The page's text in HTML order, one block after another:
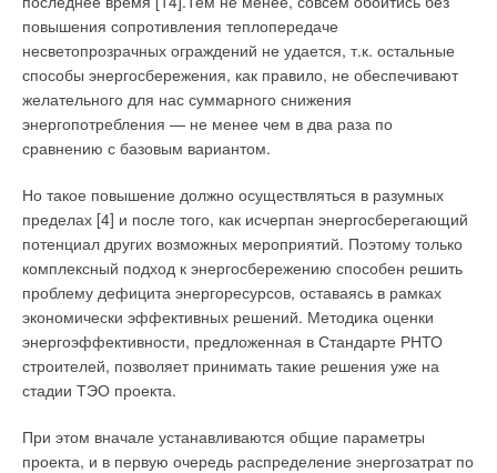
повышения сопротивления теплопередаче
несветопрозрачных ограждений не удается, т.к. остальные
способы энергосбережения, как правило, не обеспечивают
желательного для нас суммарного снижения
энергопотребления — не менее чем в два раза по
сравнению с базовым вариантом.
Но такое повышение должно осуществляться в разумных
пределах [4] и после того, как исчерпан энергосберегающий
потенциал других возможных мероприятий. Поэтому только
комплексный подход к энергосбережению способен решить
проблему дефицита энергоресурсов, оставаясь в рамках
экономически эффективных решений. Методика оценки
энергоэффективности, предложенная в Стандарте РНТО
строителей, позволяет принимать такие решения уже на
стадии ТЭО проекта.
При этом вначале устанавливаются общие параметры
проекта, и в первую очередь распределение энергозатрат по